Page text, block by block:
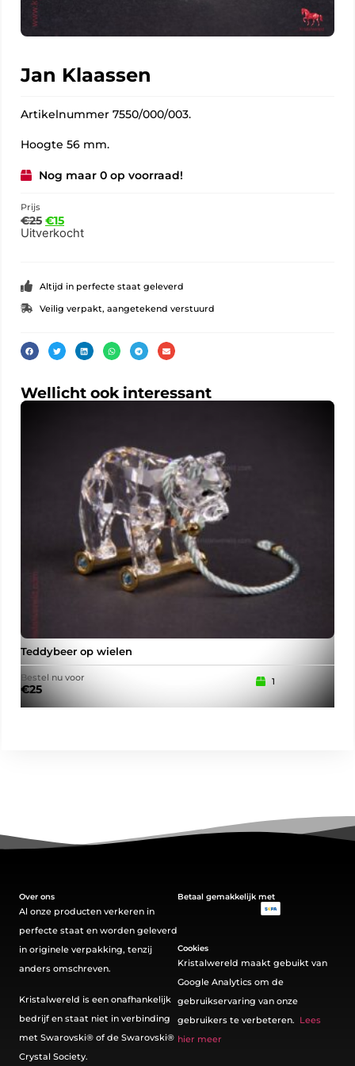
Jan Klaassen
Artikelnummer 7550/000/003.
Hoogte 56 mm.
Nog maar 0 op voorraad!
Prijs
€25 €15
Uitverkocht
Altijd in perfecte staat geleverd
Veilig verpakt, aangetekend verstuurd
Wellicht ook interessant
Teddybeer op wielen
Bestel nu voor
€25
1
Over ons
Al onze producten verkeren in
perfecte staat en worden geleverd
in originele verpakking, tenzij
anders omschreven.
Kristalwereld is een onafhankelijk
bedrijf en staat niet in verbinding
met Swarovski®️ of de Swarovski®️
Crystal Society.
Betaal gemakkelijk met
Cookies
Kristalwereld maakt gebuikt van
Google Analytics om de
gebruikservaring van onze
gebruikers te verbeteren. Lees
hier meer